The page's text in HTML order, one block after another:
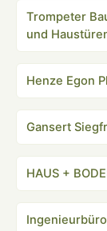
Trompeter
und
Henze Egon
Gansert
HAUS +